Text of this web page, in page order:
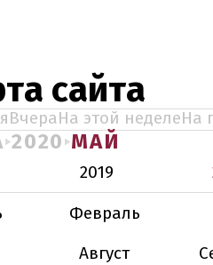
сайта
ВчераНа этой неделеНа
2020 МАЙ
2019
Февраль
Август